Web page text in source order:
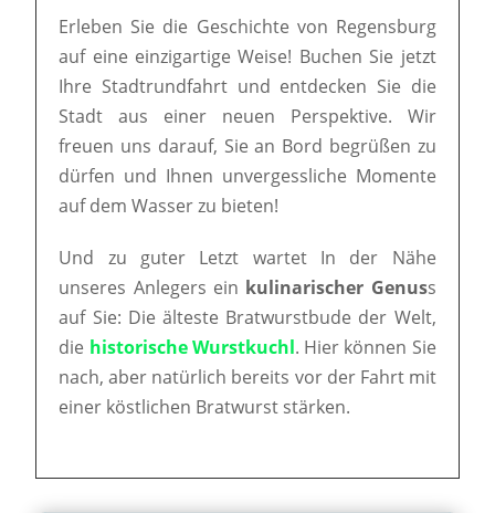
Erleben Sie die Geschichte von Regensburg
auf eine einzigartige Weise! Buchen Sie jetzt
Ihre Stadtrundfahrt und entdecken Sie die
Stadt aus einer neuen Perspektive. Wir
freuen uns darauf, Sie an Bord begrüßen zu
dürfen und Ihnen unvergessliche Momente
auf dem Wasser zu bieten!
Und zu guter Letzt wartet In der Nähe
unseres Anlegers ein kulinarischer Genuss
auf Sie: Die älteste Bratwurstbude der Welt,
die historische Wurstkuchl. Hier können Sie
nach, aber natürlich bereits vor der Fahrt mit
einer köstlichen Bratwurst stärken.